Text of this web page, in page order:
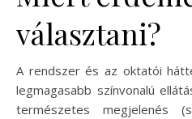
választani?
A rendszer és az oktatói
legmagasabb színvonalú
természetes megjelenés